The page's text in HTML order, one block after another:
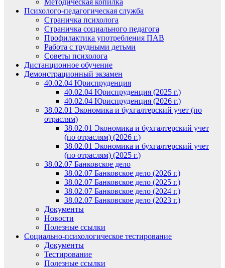
Методическая копилка
Психолого-педагогическая служба
Страничка психолога
Страничка социального педагога
Профилактика употребления ПАВ
Работа с трудными детьми
Советы психолога
Дистанционное обучение
Демонстрационный экзамен
40.02.04 Юриспруденция
40.02.04 Юриспруденция (2025 г.)
40.02.04 Юриспруденция (2026 г.)
38.02.01 Экономика и бухгалтерский учет (по
отраслям)
38.02.01 Экономика и бухгалтерский учет
(по отраслям) (2026 г.)
38.02.01 Экономика и бухгалтерский учет
(по отраслям) (2025 г.)
38.02.07 Банковское дело
38.02.07 Банковское дело (2026 г.)
38.02.07 Банковское дело (2025 г.)
38.02.07 Банковское дело (2024 г.)
38.02.07 Банковское дело (2023 г.)
Документы
Новости
Полезные ссылки
Социально-психологическое тестирование
Документы
Тестирование
Полезные ссылки